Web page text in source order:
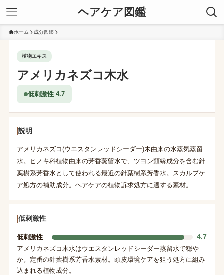
ヘアケア図鑑
ホーム 成分図鑑
植物エキス
アメリカネズコ木水
低刺激性 4.7
説明
アメリカネズコ(ウエスタンレッドシーダー)木由来の水蒸気蒸留
水。ヒノキ科植物由来の芳香蒸留水で、ツヨン類縁成分を含む針
葉樹系芳香水として使われる最近の針葉樹系芳香水。スカルプケ
ア処方の補助成分。ヘアケアの植物訴求処方に適する素材。
低刺激性
低刺激性 4.7
アメリカネズコ木水はウエスタンレッドシーダー蒸留水で穏や
か。定番の針葉樹系芳香水素材。頭皮環境ケアを狙う処方に組み
込まれる植物成分。